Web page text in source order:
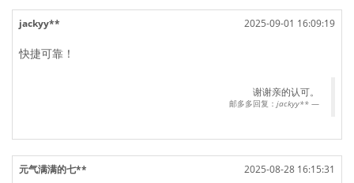
2025-09-01 16:09:19
jackyy**
快捷可靠！
谢谢亲的认可。
邮多多回复： jackyy**
2025-08-28 16:15:31
元气满满的七**